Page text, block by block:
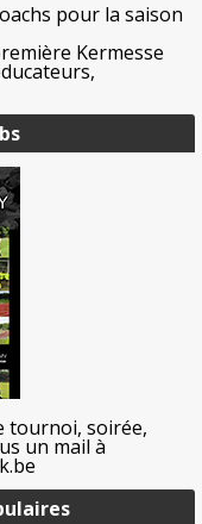
pour la saison
Kermesse
tournoi, soirée,
un mail à